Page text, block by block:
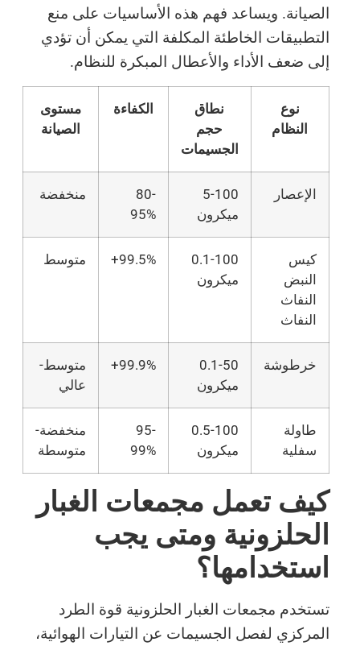
الصيانة. ويساعد فهم هذه الأساسيات على منع
التطبيقات الخاطئة المكلفة التي يمكن أن تؤدي
إلى ضعف الأداء والأعطال المبكرة للنظام.
نوع
النظام
نطاق
حجم
الجسيمات
الكفاءة
مستوى
الصيانة
الإعصار
5-100
ميكرون
80-
95%
منخفضة
كيس
النبض
النفاث
النفاث
0.1-100
ميكرون
99.5%+ متوسط
خرطوشة
0.1-50
ميكرون
99.9%+
متوسط-
عالي
طاولة
سفلية
0.5-100
ميكرون
95-
99%
منخفضة-
متوسطة
كيف تعمل مجمعات الغبار
الحلزونية ومتى يجب
استخدامها؟
تستخدم مجمعات الغبار الحلزونية قوة الطرد
المركزي لفصل الجسيمات عن التيارات الهوائية،